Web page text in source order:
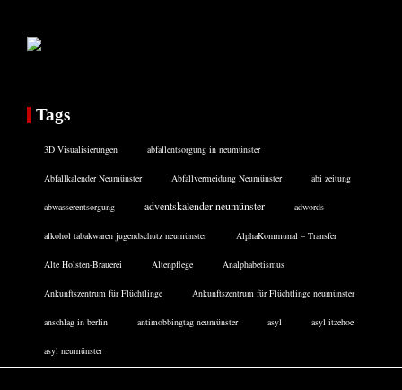
Tags
3D Visualisierungen abfallentsorgung in neumünster
Abfallkalender Neumünster Abfallvermeidung Neumünster abi zeitung
abwasserentsorgung adventskalender neumünster adwords
alkohol tabakwaren jugendschutz neumünster AlphaKommunal – Transfer
Alte Holsten-Brauerei Altenpflege Analphabetismus
Ankunftszentrum für Flüchtlinge Ankunftszentrum für Flüchtlinge neumünster
anschlag in berlin antimobbingtag neumünster asyl asyl itzehoe
asyl neumünster